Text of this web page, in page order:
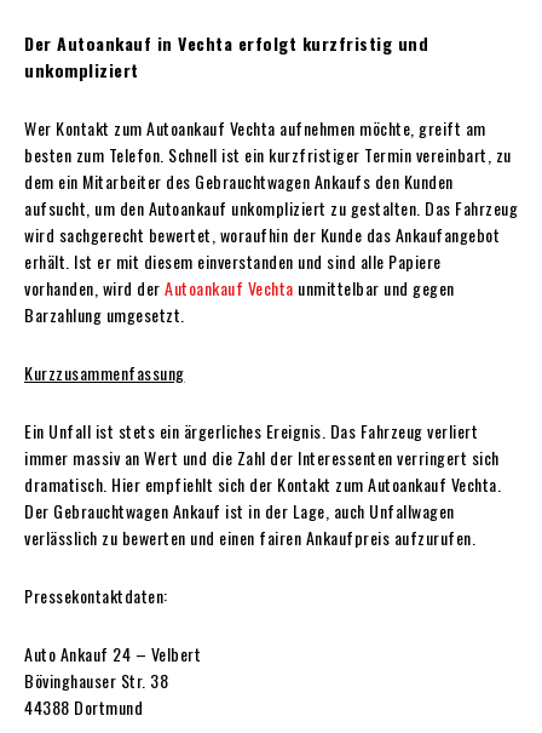
Der Autoankauf in Vechta erfolgt kurzfristig und
unkompliziert
Wer Kontakt zum Autoankauf Vechta aufnehmen möchte, greift am
besten zum Telefon. Schnell ist ein kurzfristiger Termin vereinbart, zu
dem ein Mitarbeiter des Gebrauchtwagen Ankaufs den Kunden
aufsucht, um den Autoankauf unkompliziert zu gestalten. Das Fahrzeug
wird sachgerecht bewertet, woraufhin der Kunde das Ankaufangebot
erhält. Ist er mit diesem einverstanden und sind alle Papiere
vorhanden, wird derAutoankauf Vechta unmittelbar und gegen
Barzahlung umgesetzt.
Kurzzusammenfassung
Ein Unfall ist stets ein ärgerliches Ereignis. Das Fahrzeug verliert
immer massiv an Wert und die Zahl der Interessenten verringert sich
dramatisch. Hier empfiehlt sich der Kontakt zum Autoankauf Vechta.
Der Gebrauchtwagen Ankauf ist in der Lage, auch Unfallwagen
verlässlich zu bewerten und einen fairen Ankaufpreis aufzurufen.
Pressekontaktdaten:
Auto Ankauf 24 – Velbert
Bövinghauser Str. 38
44388 Dortmund